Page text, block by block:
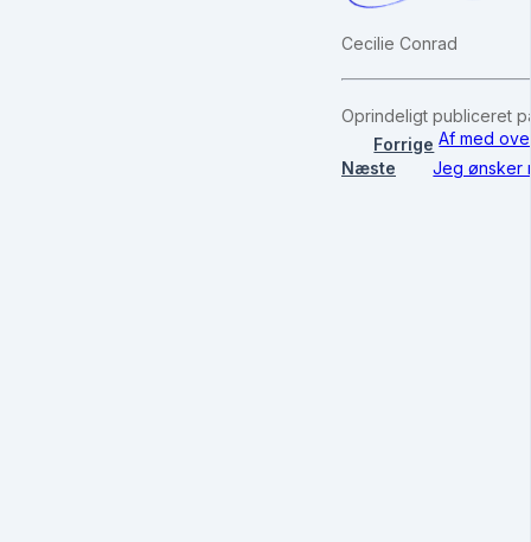
Cecilie Conrad
Oprindeligt publiceret
Forrige Af med
Næste
Jeg ønsker